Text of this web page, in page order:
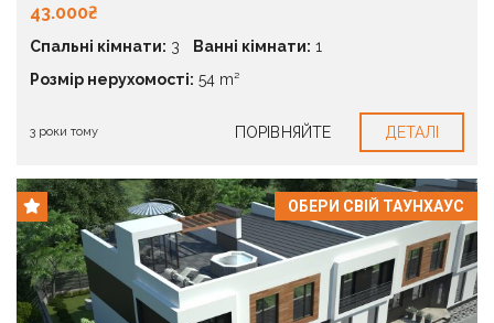
43.000₴
Спальні кімнати: 3 Ванні кімнати: 1
Розмір нерухомості: 54 m²
3 роки тому ПОРІВНЯЙТЕ ДЕТАЛІ
ОБЕРИ СВІЙ ТАУНХАУС